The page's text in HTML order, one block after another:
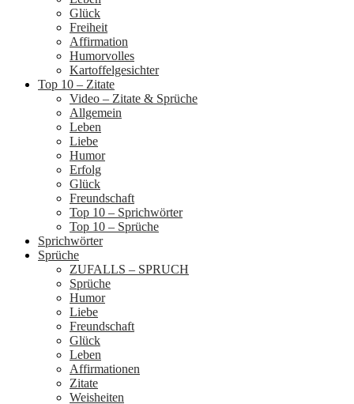
Glück
Freiheit
Affirmation
Humorvolles
Kartoffelgesichter
Top 10 – Zitate
Video – Zitate & Sprüche
Allgemein
Leben
Liebe
Humor
Erfolg
Glück
Freundschaft
Top 10 – Sprichwörter
Top 10 – Sprüche
Sprichwörter
Sprüche
ZUFALLS – SPRUCH
Sprüche
Humor
Liebe
Freundschaft
Glück
Leben
Affirmationen
Zitate
Weisheiten